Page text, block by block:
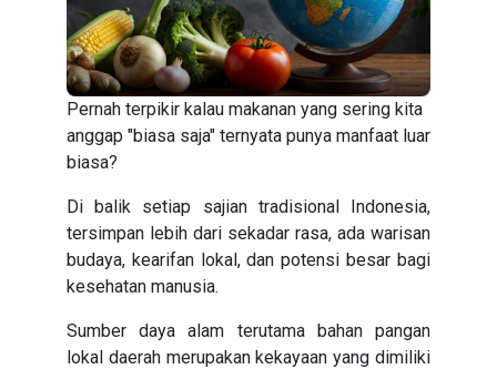
Pernah terpikir kalau makanan yang sering kita
anggap "biasa saja" ternyata punya manfaat luar
biasa?
Di balik setiap sajian tradisional Indonesia,
tersimpan lebih dari sekadar rasa, ada warisan
budaya, kearifan lokal, dan potensi besar bagi
kesehatan manusia.
Sumber daya alam terutama bahan pangan
lokal daerah merupakan kekayaan yang dimiliki